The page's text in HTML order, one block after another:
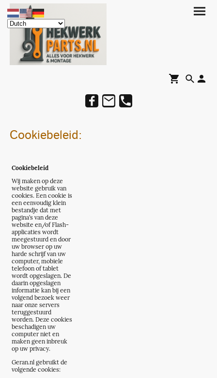
Cookiebeleid:
Cookiebeleid
Wij maken op deze
website gebruik van
cookies. Een cookie is
een eenvoudig klein
bestandje dat met
pagina’s van deze
website en/of Flash-
applicaties wordt
meegestuurd en door
uw browser op uw
harde schrijf van uw
computer, mobiele
telefoon of tablet
wordt opgeslagen. De
daarin opgeslagen
informatie kan bij een
volgend bezoek weer
naar onze servers
teruggestuurd
worden. Deze cookies
beschadigen uw
computer niet en
maken geen inbreuk
op uw privacy.
Geran.nl gebruikt de
volgende cookies: